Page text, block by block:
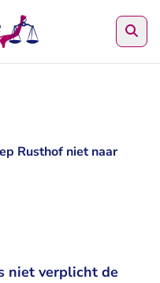
Rusthof niet naar
niet verplicht de